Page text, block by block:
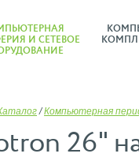
И СЕТЕВОЕ
/Компьютерная
26"